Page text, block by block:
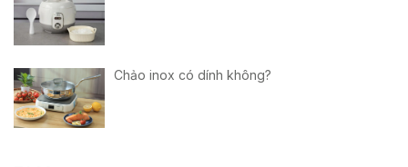
Chảo inox có dính không?